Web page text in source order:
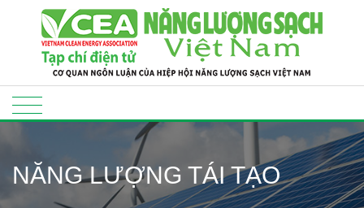
NĂNG LƯỢNG TÁI TẠO